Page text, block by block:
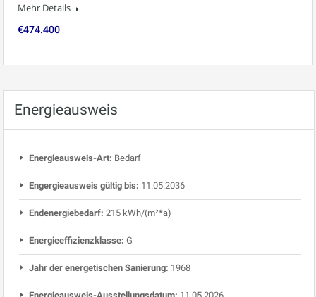
Mehr Details
€474.400
Energieausweis
Energieausweis-Art: Bedarf
Engergieausweis gültig bis: 11.05.2036
Endenergiebedarf: 215 kWh/(m²*a)
Energieeffizienzklasse: G
Jahr der energetischen Sanierung: 1968